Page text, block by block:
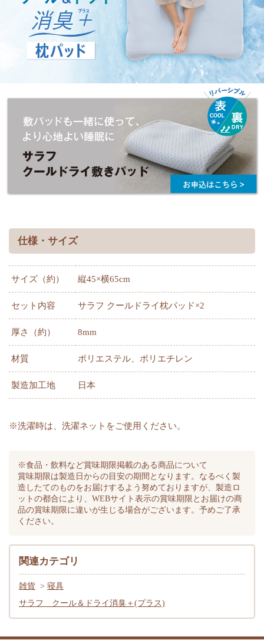
仕様・サイズ
サイズ（約） 縦45×横65cm
セット内容 サラフ クールドライ枕パッド×2
厚さ（約） 8mm
材質 ポリエステル、ポリエチレン
製造加工地 日本
※洗濯時は、洗濯ネットをご使用ください。
※食品・飲料など賞味期限掲載のある商品について
賞味期限は製造日からの目安の期間となります。なるべく製
造したてのものをお届けするよう努めておりますが、製造ロ
ットの都合により、WEBサイト表示の賞味期限とお届けの商
品の賞味期限に違いが生じる場合がございます。予めご了承
ください。
関連カテゴリ
雑貨 > 寝具
サラフ クール＆ドライ消臭＋(プラス)